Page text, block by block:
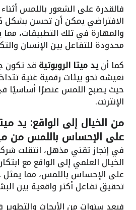
فالقدرة على الشعور باللمس أثناء
الافتراضي يمكن أن تحسن بشكل
والمهارة في تلك التطبيقات، مما
محدودة للتفاعل بين الإنسان
كما أنيد ميتا الروبوتية قد تكون
نعيشه نحو بيئات رقمية غنية
حيث يصبح اللمس عنصرًا أساسيًا في
الإنترنت.
من الخيال إلى الواقع: يد
على الإحساس باللمس من
في إنجاز تقني مذهل، انتقلت
الخيال العلمي إلى الواقع مع
على الإحساس باللمس، مما
تحقيق تفاعل أكثر واقعية بين
فبعد سنوات من الأبحاث والتطوير